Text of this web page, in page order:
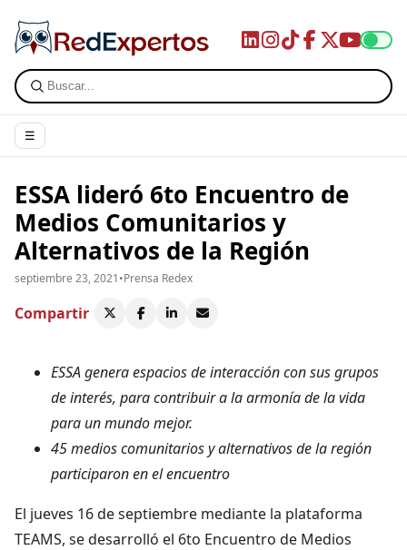
☰
ESSA lideró 6to Encuentro de
Medios Comunitarios y
Alternativos de la Región
septiembre 23, 2021•Prensa Redex
Compartir
ESSA genera espacios de interacción con sus grupos
de interés, para contribuir a la armonía de la vida
para un mundo mejor.
45 medios comunitarios y alternativos de la región
participaron en el encuentro
El jueves 16 de septiembre mediante la plataforma
TEAMS, se desarrolló el 6to Encuentro de Medios